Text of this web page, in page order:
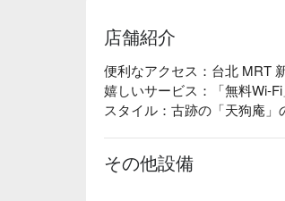
店舗紹介
便利なアクセス：台北 MRT
嬉しいサービス：「無料Wi-
スタイル：古跡の「天狗庵」
その他設備